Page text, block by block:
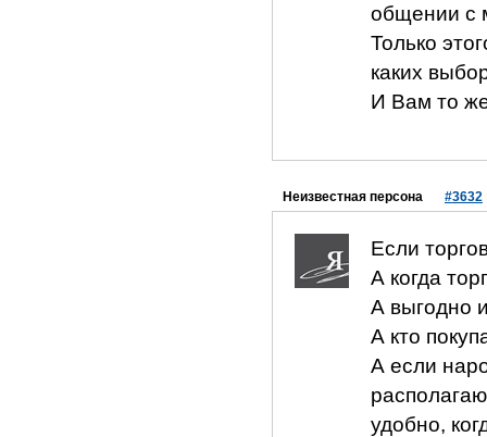
общении с
Только
каких
И Вам то
Неизвестная персона #3632
Если
А когда
А выгодно
А кто
А если
удобно,